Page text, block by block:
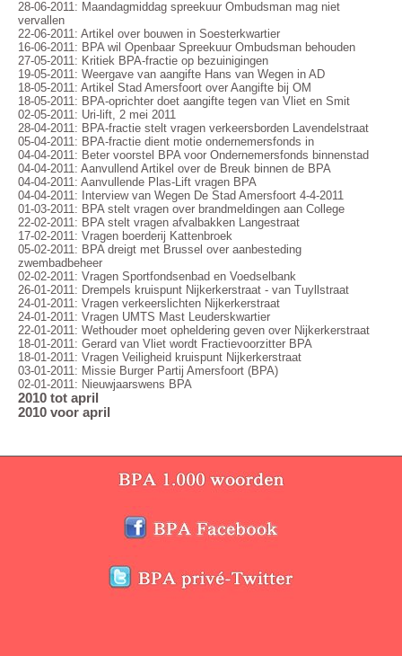
28-06-2011: Maandagmiddag spreekuur Ombudsman mag niet
vervallen
22-06-2011: Artikel over bouwen in Soesterkwartier
16-06-2011: BPA wil Openbaar Spreekuur Ombudsman behouden
27-05-2011: Kritiek BPA-fractie op bezuinigingen
19-05-2011: Weergave van aangifte Hans van Wegen in AD
18-05-2011: Artikel Stad Amersfoort over Aangifte bij OM
18-05-2011: BPA-oprichter doet aangifte tegen van Vliet en Smit
02-05-2011: Uri-lift, 2 mei 2011
28-04-2011: BPA-fractie stelt vragen verkeersborden Lavendelstraat
05-04-2011: BPA-fractie dient motie ondernemersfonds in
04-04-2011: Beter voorstel BPA voor Ondernemersfonds binnenstad
04-04-2011: Aanvullend Artikel over de Breuk binnen de BPA
04-04-2011: Aanvullende Plas-Lift vragen BPA
04-04-2011: Interview van Wegen De Stad Amersfoort 4-4-2011
01-03-2011: BPA stelt vragen over brandmeldingen aan College
22-02-2011: BPA stelt vragen afvalbakken Langestraat
17-02-2011: Vragen boerderij Kattenbroek
05-02-2011: BPA dreigt met Brussel over aanbesteding
zwembadbeheer
02-02-2011: Vragen Sportfondsenbad en Voedselbank
26-01-2011: Drempels kruispunt Nijkerkerstraat - van Tuyllstraat
24-01-2011: Vragen verkeerslichten Nijkerkerstraat
24-01-2011: Vragen UMTS Mast Leuderskwartier
22-01-2011: Wethouder moet opheldering geven over Nijkerkerstraat
18-01-2011: Gerard van Vliet wordt Fractievoorzitter BPA
18-01-2011: Vragen Veiligheid kruispunt Nijkerkerstraat
03-01-2011: Missie Burger Partij Amersfoort (BPA)
02-01-2011: Nieuwjaarswens BPA
2010 tot april
2010 voor april